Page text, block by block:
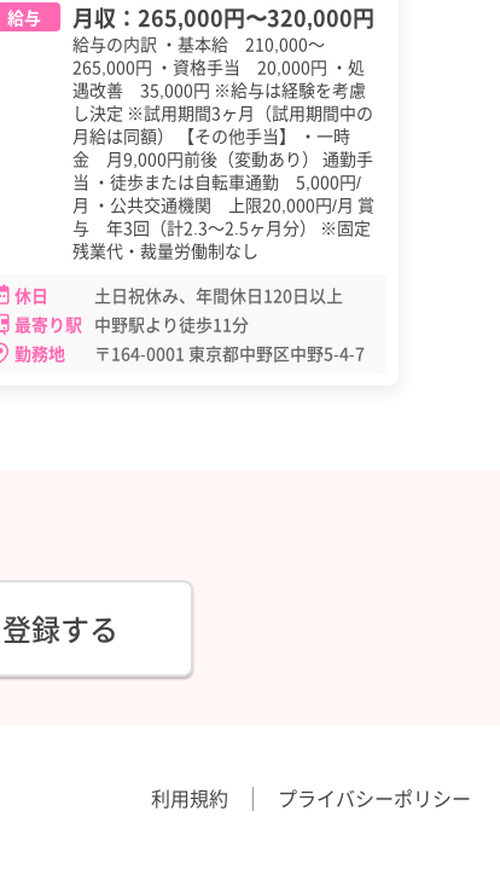
給与 月収： 265,000円〜320,000円
給与の内訳 ・基本給 210,000～
265,000円 ・資格手当 20,000円 ・処
遇改善 35,000円 ※給与は経験を考慮
し決定 ※試用期間3ヶ月（試用期間中の
月給は同額） 【その他手当】 ・一時
金 月9,000円前後（変動あり） 通勤手
当 ・徒歩または自転車通勤 5,000円/
月 ・公共交通機関 上限20,000円/月 賞
与 年3回（計2.3～2.5ヶ月分） ※固定
残業代・裁量労働制なし
休日
土日祝休み、年間休日120日以上
最寄り駅 中野駅より徒歩11分
勤務地
〒164-0001 東京都中野区中野5-4-7
録する
利用規約 プライバシーポリシー